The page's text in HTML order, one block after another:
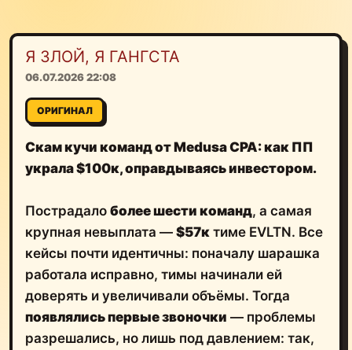
Я ЗЛОЙ, Я ГАНГСТА
06.07.2026 22:08
ОРИГИНАЛ
Скам кучи команд от Medusa CPA: как ПП
украла $100к, оправдываясь инвестором.
Пострадало более шести команд, а самая
крупная невыплата — $57к тиме EVLTN. Все
кейсы почти идентичны: поначалу шарашка
работала исправно, тимы начинали ей
доверять и увеличивали объёмы. Тогда
появлялись первые звоночки — проблемы
разрешались, но лишь под давлением: так,